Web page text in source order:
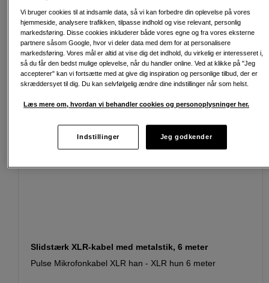
Passende tilbehør Se flere tilbehør
Slidstærk XLR-kabel med metalstik, 6 meter
Pulse Mikrofonkabel XLR han - XLR hun 6 meter
Vi bruger cookies til at indsamle data, så vi kan forbedre din oplevelse på vores
hjemmeside, analysere trafikken, tilpasse indhold og vise relevant, personlig
markedsføring. Disse cookies inkluderer både vores egne og fra vores eksterne
partnere såsom Google, hvor vi deler data med dem for at personalisere
markedsføring. Vores mål er altid at vise dig det indhold, du virkelig er interesseret i,
så du får den bedst mulige oplevelse, når du handler online. Ved at klikke på "Jeg
accepterer" kan vi fortsætte med at give dig inspiration og personlige tilbud, der er
skræddersyet til dig. Du kan selvfølgelig ændre dine indstillinger når som helst.
Læs mere om, hvordan vi behandler cookies og personoplysninger her.
Indstillinger Jeg godkender